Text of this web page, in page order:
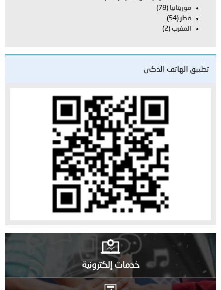
موريتانيا (78)
قطر (54)
المغرب (2)
تطبيق الهاتف الذكي
خدمات إلكترونية